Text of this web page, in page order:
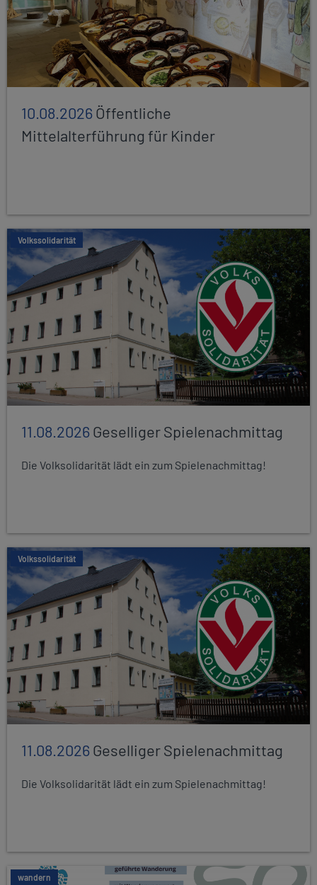
10.08.2026Öffentliche
Mittelalterführung für Kinder
Volkssolidarität
11.08.2026Geselliger Spielenachmittag
Die Volksolidarität lädt ein zum Spielenachmittag!
Volkssolidarität
11.08.2026Geselliger Spielenachmittag
Die Volksolidarität lädt ein zum Spielenachmittag!
wandern